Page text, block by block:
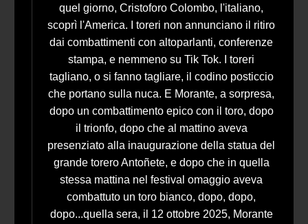
quel giorno, Cristoforo Colombo, l'italiano,
scoprì l'America. I toreri non annunciano il ritiro
dai combattimenti con altoparlanti, conferenze
stampa, e nemmeno su Tik Tok. I toreri
tagliano, o si fanno tagliare, il codino posticcio
che portano sulla nuca. E Morante, a sorpresa,
dopo un combattimento epico con il toro, dopo
il trionfo, dopo che al mattino aveva
presenziato alla inaugurazione della statua del
grande torero Antoñete, e dopo che in quella
stessa mattina nel festival omaggio aveva
combattuto un toro bianco, dopo, dopo,
dopo...quella sera, il 12 ottobre 2025, Morante